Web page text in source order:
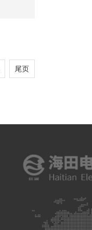
尾页